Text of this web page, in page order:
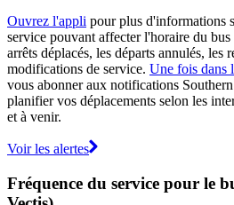
Ouvrez l'appli pour plus d'informations
service pouvant affecter l'horaire du
arrêts déplacés, les départs annulés, les
modifications de service. Une fois dans
vous abonner aux notifications
planifier vos déplacements selon les
et à venir.
Voir les alertes
Fréquence du service pour le